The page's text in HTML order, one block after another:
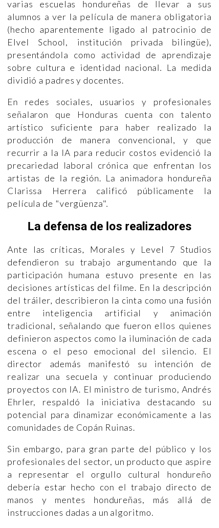
varias escuelas hondureñas de llevar a sus
alumnos a ver la película de manera obligatoria
(hecho aparentemente ligado al patrocinio de
Elvel School, institución privada bilingüe),
presentándola como actividad de aprendizaje
sobre cultura e identidad nacional. La medida
dividió a padres y docentes.
En redes sociales, usuarios y profesionales
señalaron que Honduras cuenta con talento
artístico suficiente para haber realizado la
producción de manera convencional, y que
recurrir a la IA para reducir costos evidenció la
precariedad laboral crónica que enfrentan los
artistas de la región. La animadora hondureña
Clarissa Herrera calificó públicamente la
película de "vergüenza".
La defensa de los realizadores
Ante las críticas, Morales y Level 7 Studios
defendieron su trabajo argumentando que la
participación humana estuvo presente en las
decisiones artísticas del filme. En la descripción
del tráiler, describieron la cinta como una fusión
entre inteligencia artificial y animación
tradicional, señalando que fueron ellos quienes
definieron aspectos como la iluminación de cada
escena o el peso emocional del silencio. El
director además manifestó su intención de
realizar una secuela y continuar produciendo
proyectos con IA. El ministro de turismo, Andrés
Ehrler, respaldó la iniciativa destacando su
potencial para dinamizar económicamente a las
comunidades de Copán Ruinas.
Sin embargo, para gran parte del público y los
profesionales del sector, un producto que aspire
a representar el orgullo cultural hondureño
debería estar hecho con el trabajo directo de
manos y mentes hondureñas, más allá de
instrucciones dadas a un algoritmo.